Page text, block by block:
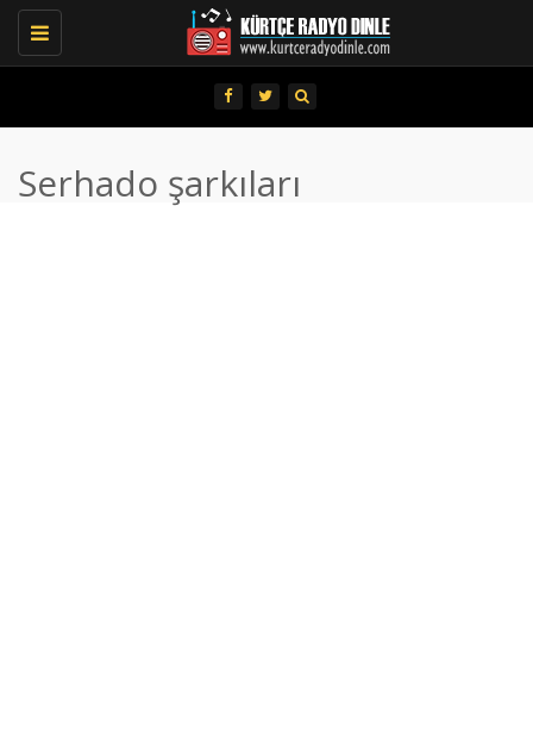
Toggle
navigation
Serhado şarkıları